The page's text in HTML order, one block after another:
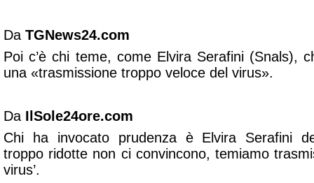
Da TGNews24.com
Poi c’è chi teme, come Elvira Serafini (Snals),
una «trasmissione troppo veloce del virus».
Da IlSole24ore.com
Chi ha invocato prudenza è Elvira Serafini
troppo ridotte non ci convincono, temiamo
virus’.